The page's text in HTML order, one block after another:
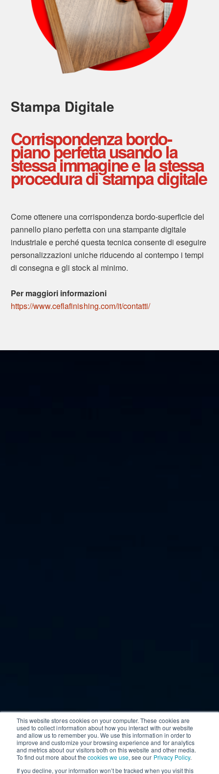
This website stores cookies on your computer. These cookies are
used to collect information about how you interact with our website
and allow us to remember you. We use this information in order to
improve and customize your browsing experience and for analytics
and metrics about our visitors both on this website and other media.
To find out more about the cookies we use, see our Privacy Policy.
If you decline, your information won’t be tracked when you visit this
Stampa Digitale
Corrispondenza bordo-
piano perfetta usando la
stessa immagine e la stessa
procedura di stampa digitale
Come ottenere una corrispondenza bordo-superficie del
pannello piano perfetta con una stampante digitale
industriale e perché questa tecnica consente di eseguire
personalizzazioni uniche riducendo al contempo i tempi
di consegna e gli stock al minimo.
Per maggiori informazioni
https://www.ceflafinishing.com/it/contatti/